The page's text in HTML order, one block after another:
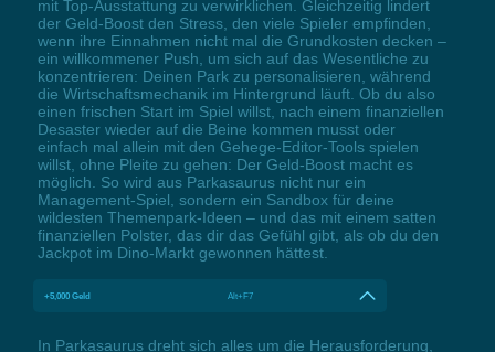
mit Top-Ausstattung zu verwirklichen. Gleichzeitig lindert
der Geld-Boost den Stress, den viele Spieler empfinden,
wenn ihre Einnahmen nicht mal die Grundkosten decken –
ein willkommener Push, um sich auf das Wesentliche zu
konzentrieren: Deinen Park zu personalisieren, während
die Wirtschaftsmechanik im Hintergrund läuft. Ob du also
einen frischen Start im Spiel willst, nach einem finanziellen
Desaster wieder auf die Beine kommen musst oder
einfach mal allein mit den Gehege-Editor-Tools spielen
willst, ohne Pleite zu gehen: Der Geld-Boost macht es
möglich. So wird aus Parkasaurus nicht nur ein
Management-Spiel, sondern ein Sandbox für deine
wildesten Themenpark-Ideen – und das mit einem satten
finanziellen Polster, das dir das Gefühl gibt, als ob du den
Jackpot im Dino-Markt gewonnen hättest.
+5,000 Geld Alt+F7
In Parkasaurus dreht sich alles um die Herausforderung,